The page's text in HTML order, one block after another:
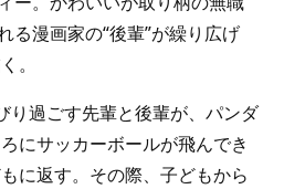
る漫画家の“後輩”が繰り広げ
。
り過ごす先輩と後輩が、パンダ
にサッカーボールが飛んでき
に返す。その際、子どもから